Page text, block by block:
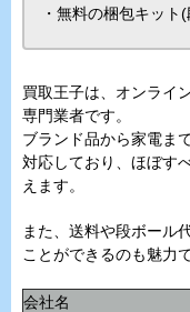
・無料の梱包キッ
買取王子は、オンライ
専門業者です。
ブランド品から家電ま
対応しており、ほぼす
えます。
また、送料や段ボール
ことができるのも魅力で
会社名